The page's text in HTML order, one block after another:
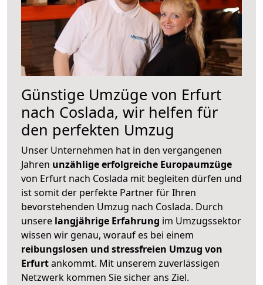
Günstige Umzüge von Erfurt
nach Coslada, wir helfen für
den perfekten Umzug
Unser Unternehmen hat in den vergangenen
Jahren unzählige erfolgreiche Europaumzüge
von Erfurt nach Coslada mit begleiten dürfen und
ist somit der perfekte Partner für Ihren
bevorstehenden Umzug nach Coslada. Durch
unsere langjährige Erfahrung im Umzugssektor
wissen wir genau, worauf es bei einem
reibungslosen und stressfreien Umzug von
Erfurtankommt. Mit unserem zuverlässigen
Netzwerk kommen Sie sicher ans Ziel.